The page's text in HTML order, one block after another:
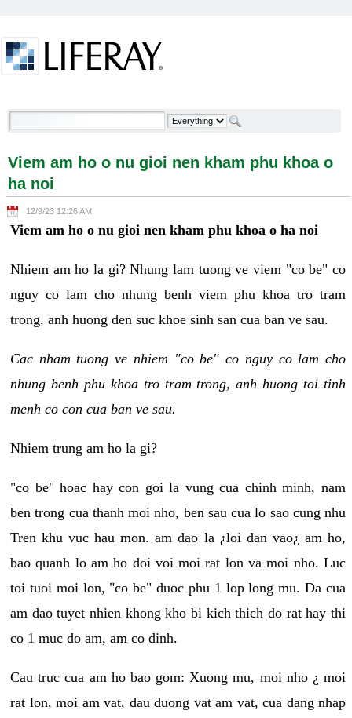
Viem am ho o nu gioi nen kham phu khoa o ha noi -
Viem am ho o nu gioi nen kham phu khoa o
ha noi
12/9/23 12:26 AM
Viem am ho o nu gioi nen kham phu khoa o ha noi
Nhiem am ho la gi? Nhung lam tuong ve viem "co be" co
nguy co lam cho nhung benh viem phu khoa tro tram
trong, anh huong den suc khoe sinh san cua ban ve sau.
Cac nham tuong ve nhiem "co be" co nguy co lam cho
nhung benh phu khoa tro tram trong, anh huong toi tinh
menh co con cua ban ve sau.
Nhiem trung am ho la gi?
"co be" hoac hay con goi la vung cua chinh minh, nam
ben trong cua thanh moi nho, ben sau cua lo sao cung nhu
Tren khu vuc hau mon. am dao la ¿loi dan vao¿ am ho,
bao quanh lo am ho doi voi moi rat lon va moi nho. Luc
toi tuoi moi lon, "co be" duoc phu 1 lop long mu. Da cua
am dao tuyet nhien khong kho bi kich thich do rat hay thi
co 1 muc do am, am co dinh.
Cau truc cua am ho bao gom: Xuong mu, moi nho ¿ moi
rat lon, moi am vat, dau duong vat am vat, cua dang nhap